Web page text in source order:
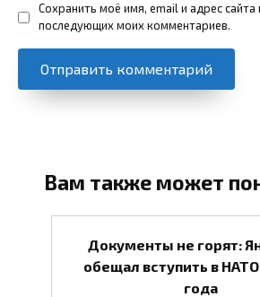
Сохранить моё имя, email и адрес
последующих моих комментариев.
Вам также может
Документы не горят:
обещал вступить в
года